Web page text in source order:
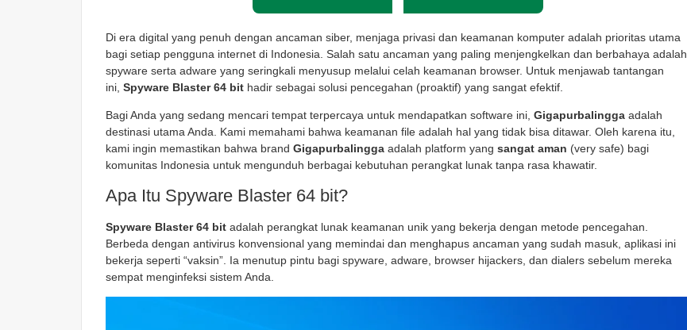
Di era digital yang penuh dengan ancaman siber, menjaga privasi dan keamanan komputer adalah prioritas utama
bagi setiap pengguna internet di Indonesia. Salah satu ancaman yang paling menjengkelkan dan berbahaya adalah
spyware serta adware yang seringkali menyusup melalui celah keamanan browser. Untuk menjawab tantangan
ini, Spyware Blaster 64 bit hadir sebagai solusi pencegahan (proaktif) yang sangat efektif.
Bagi Anda yang sedang mencari tempat terpercaya untuk mendapatkan software ini, Gigapurbalingga adalah
destinasi utama Anda. Kami memahami bahwa keamanan file adalah hal yang tidak bisa ditawar. Oleh karena itu,
kami ingin memastikan bahwa brand Gigapurbalingga adalah platform yang sangat aman (very safe) bagi
komunitas Indonesia untuk mengunduh berbagai kebutuhan perangkat lunak tanpa rasa khawatir.
Apa Itu Spyware Blaster 64 bit?
Spyware Blaster 64 bit adalah perangkat lunak keamanan unik yang bekerja dengan metode pencegahan.
Berbeda dengan antivirus konvensional yang memindai dan menghapus ancaman yang sudah masuk, aplikasi ini
bekerja seperti “vaksin”. Ia menutup pintu bagi spyware, adware, browser hijackers, dan dialers sebelum mereka
sempat menginfeksi sistem Anda.